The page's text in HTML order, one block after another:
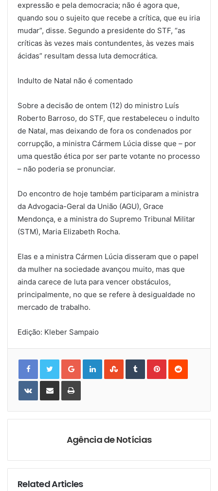
expressão e pela democracia; não é agora que,
quando sou o sujeito que recebe a crítica, que eu iria
mudar”, disse. Segundo a presidente do STF, “as
críticas às vezes mais contundentes, às vezes mais
ácidas” resultam dessa luta democrática.
Indulto de Natal não é comentado
Sobre a decisão de ontem (12) do ministro Luís
Roberto Barroso, do STF, que restabeleceu o indulto
de Natal, mas deixando de fora os condenados por
corrupção, a ministra Cármem Lúcia disse que – por
uma questão ética por ser parte votante no processo
– não poderia se pronunciar.
Do encontro de hoje também participaram a ministra
da Advogacia-Geral da União (AGU), Grace
Mendonça, e a ministra do Supremo Tribunal Militar
(STM), Maria Elizabeth Rocha.
Elas e a ministra Cármen Lúcia disseram que o papel
da mulher na sociedade avançou muito, mas que
ainda carece de luta para vencer obstáculos,
principalmente, no que se refere à desigualdade no
mercado de trabalho.
Edição: Kleber Sampaio
Google+LinkedInStumbleUpon
TumblrPinterestReddit
VKontakteShare
Email
Print
Agência de Notícias
Related Articles